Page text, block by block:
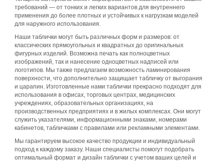
требований — от тонких и легких вариантов для внутреннего
применения до более плотных и устойчивых к нагрузкам моделей
для наружного использования.
Наши таблички могут быть различных форм и размеров: от
классических прямоугольных и квадратных до оригинальных
фигурных изделий. Возможна печать как полноцветных
изображений, так и нанесение одноцветных надписей или
логотипов. Мы также предлагаем возможность ламинирования
поверхности, что дополнительно защищает табличку от выгорания
и царапин. Изготовленные нами таблички прекрасно подходят для
использования в офисах, торговых центрах, медицинских
учреждениях, образовательных организациях, на
производственных предприятиях и в жилых комплексах. Они могут
служить указателями, информационными знаками, номерами
кабинетов, табличками с правилами или рекламными элементами.
Мы гарантируем высокое качество продукции и индивидуальный
подход к каждому заказу. Наши специалисты помогут подобрать
оптимальный формат и дизайн таблички с учетом ваших целей и